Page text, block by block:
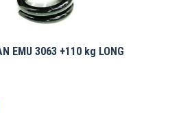
EMU 3063 +110 kg LONG